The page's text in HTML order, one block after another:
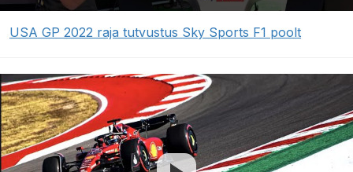
USA GP 2022 raja tutvustus Sky Sports F1 poolt